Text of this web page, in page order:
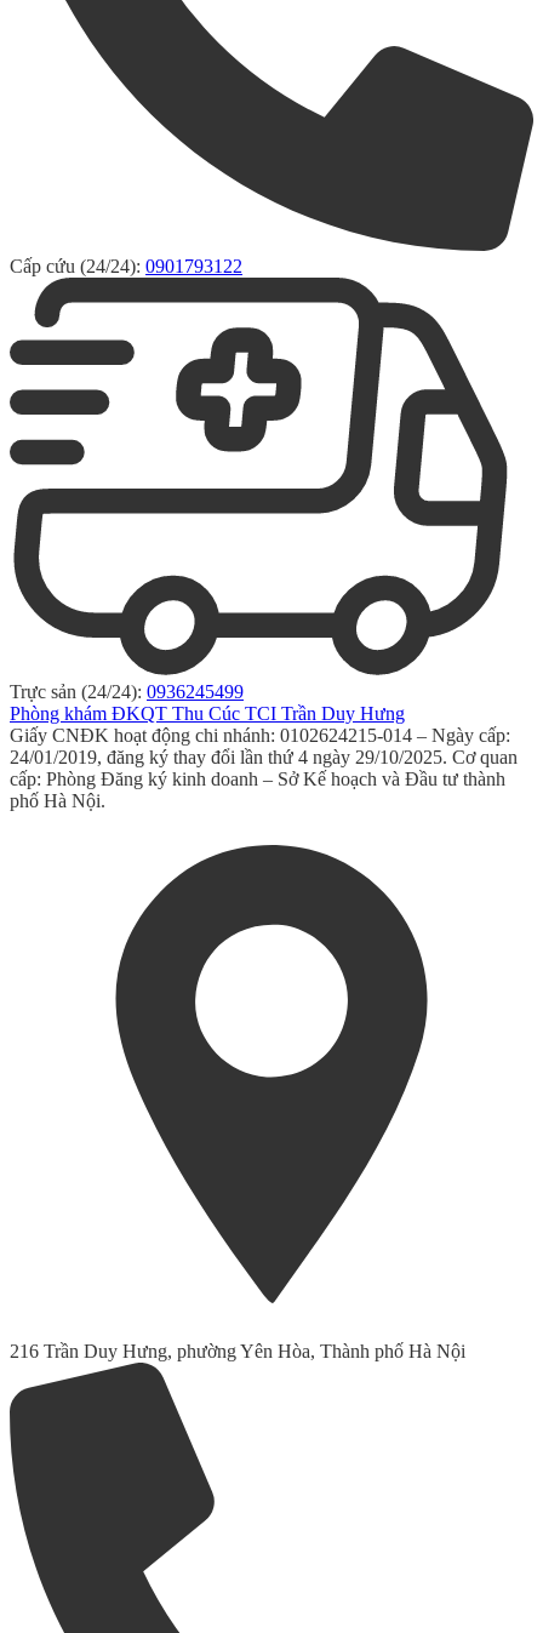
Cấp cứu (24/24): 0901793122
Trực sản (24/24): 0936245499
Phòng khám ĐKQT Thu Cúc TCI Trần Duy Hưng
Giấy CNĐK hoạt động chi nhánh: 0102624215-014 – Ngày cấp:
24/01/2019, đăng ký thay đổi lần thứ 4 ngày 29/10/2025. Cơ quan
cấp: Phòng Đăng ký kinh doanh – Sở Kế hoạch và Đầu tư thành
phố Hà Nội.
216 Trần Duy Hưng, phường Yên Hòa, Thành phố Hà Nội